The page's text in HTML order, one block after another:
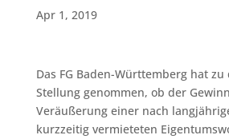
Apr 1, 2019
Das FG Baden-Württemberg hat zu
Stellung genommen, ob der
Veräußerung einer nach
kurzzeitig vermieteten